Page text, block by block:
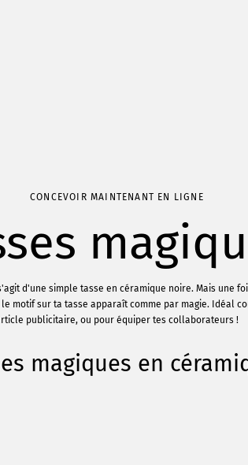
CONCEVOIR MAINTENANT EN LIGNE
d'une simple tasse en céramique noire. Mais une
le motif sur ta tasse apparaît comme par magie. Idéal
publicitaire, ou pour équiper tes collaborateurs !
magiques en